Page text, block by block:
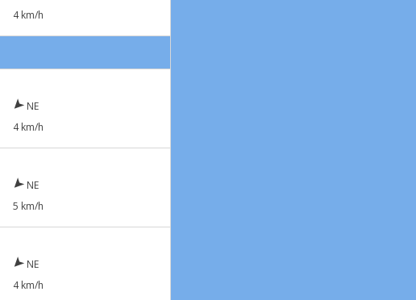
4 km/h
NE
4 km/h
NE
5 km/h
NE
4 km/h